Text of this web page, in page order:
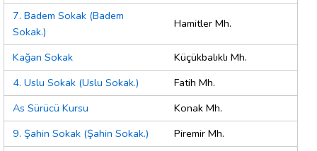
7. Badem Sokak (Badem
Sokak.)
Hamitler Mh.
Kağan Sokak
Küçükbalıklı Mh.
4. Uslu Sokak (Uslu Sokak.)
Fatih Mh.
As Sürücü Kursu
Konak Mh.
9. Şahin Sokak (Şahin Sokak.)
Piremir Mh.